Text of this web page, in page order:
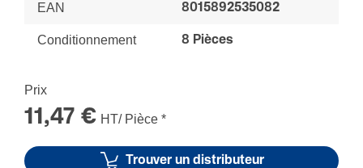
couvercles - Forme galbée des longueurs et
composants pour s’intègrer harmonieusement au
EAN 8015892535082
Conditionnement 8 Pièces
Prix
11,47 € HT/ Pièce *
Trouver un distributeur